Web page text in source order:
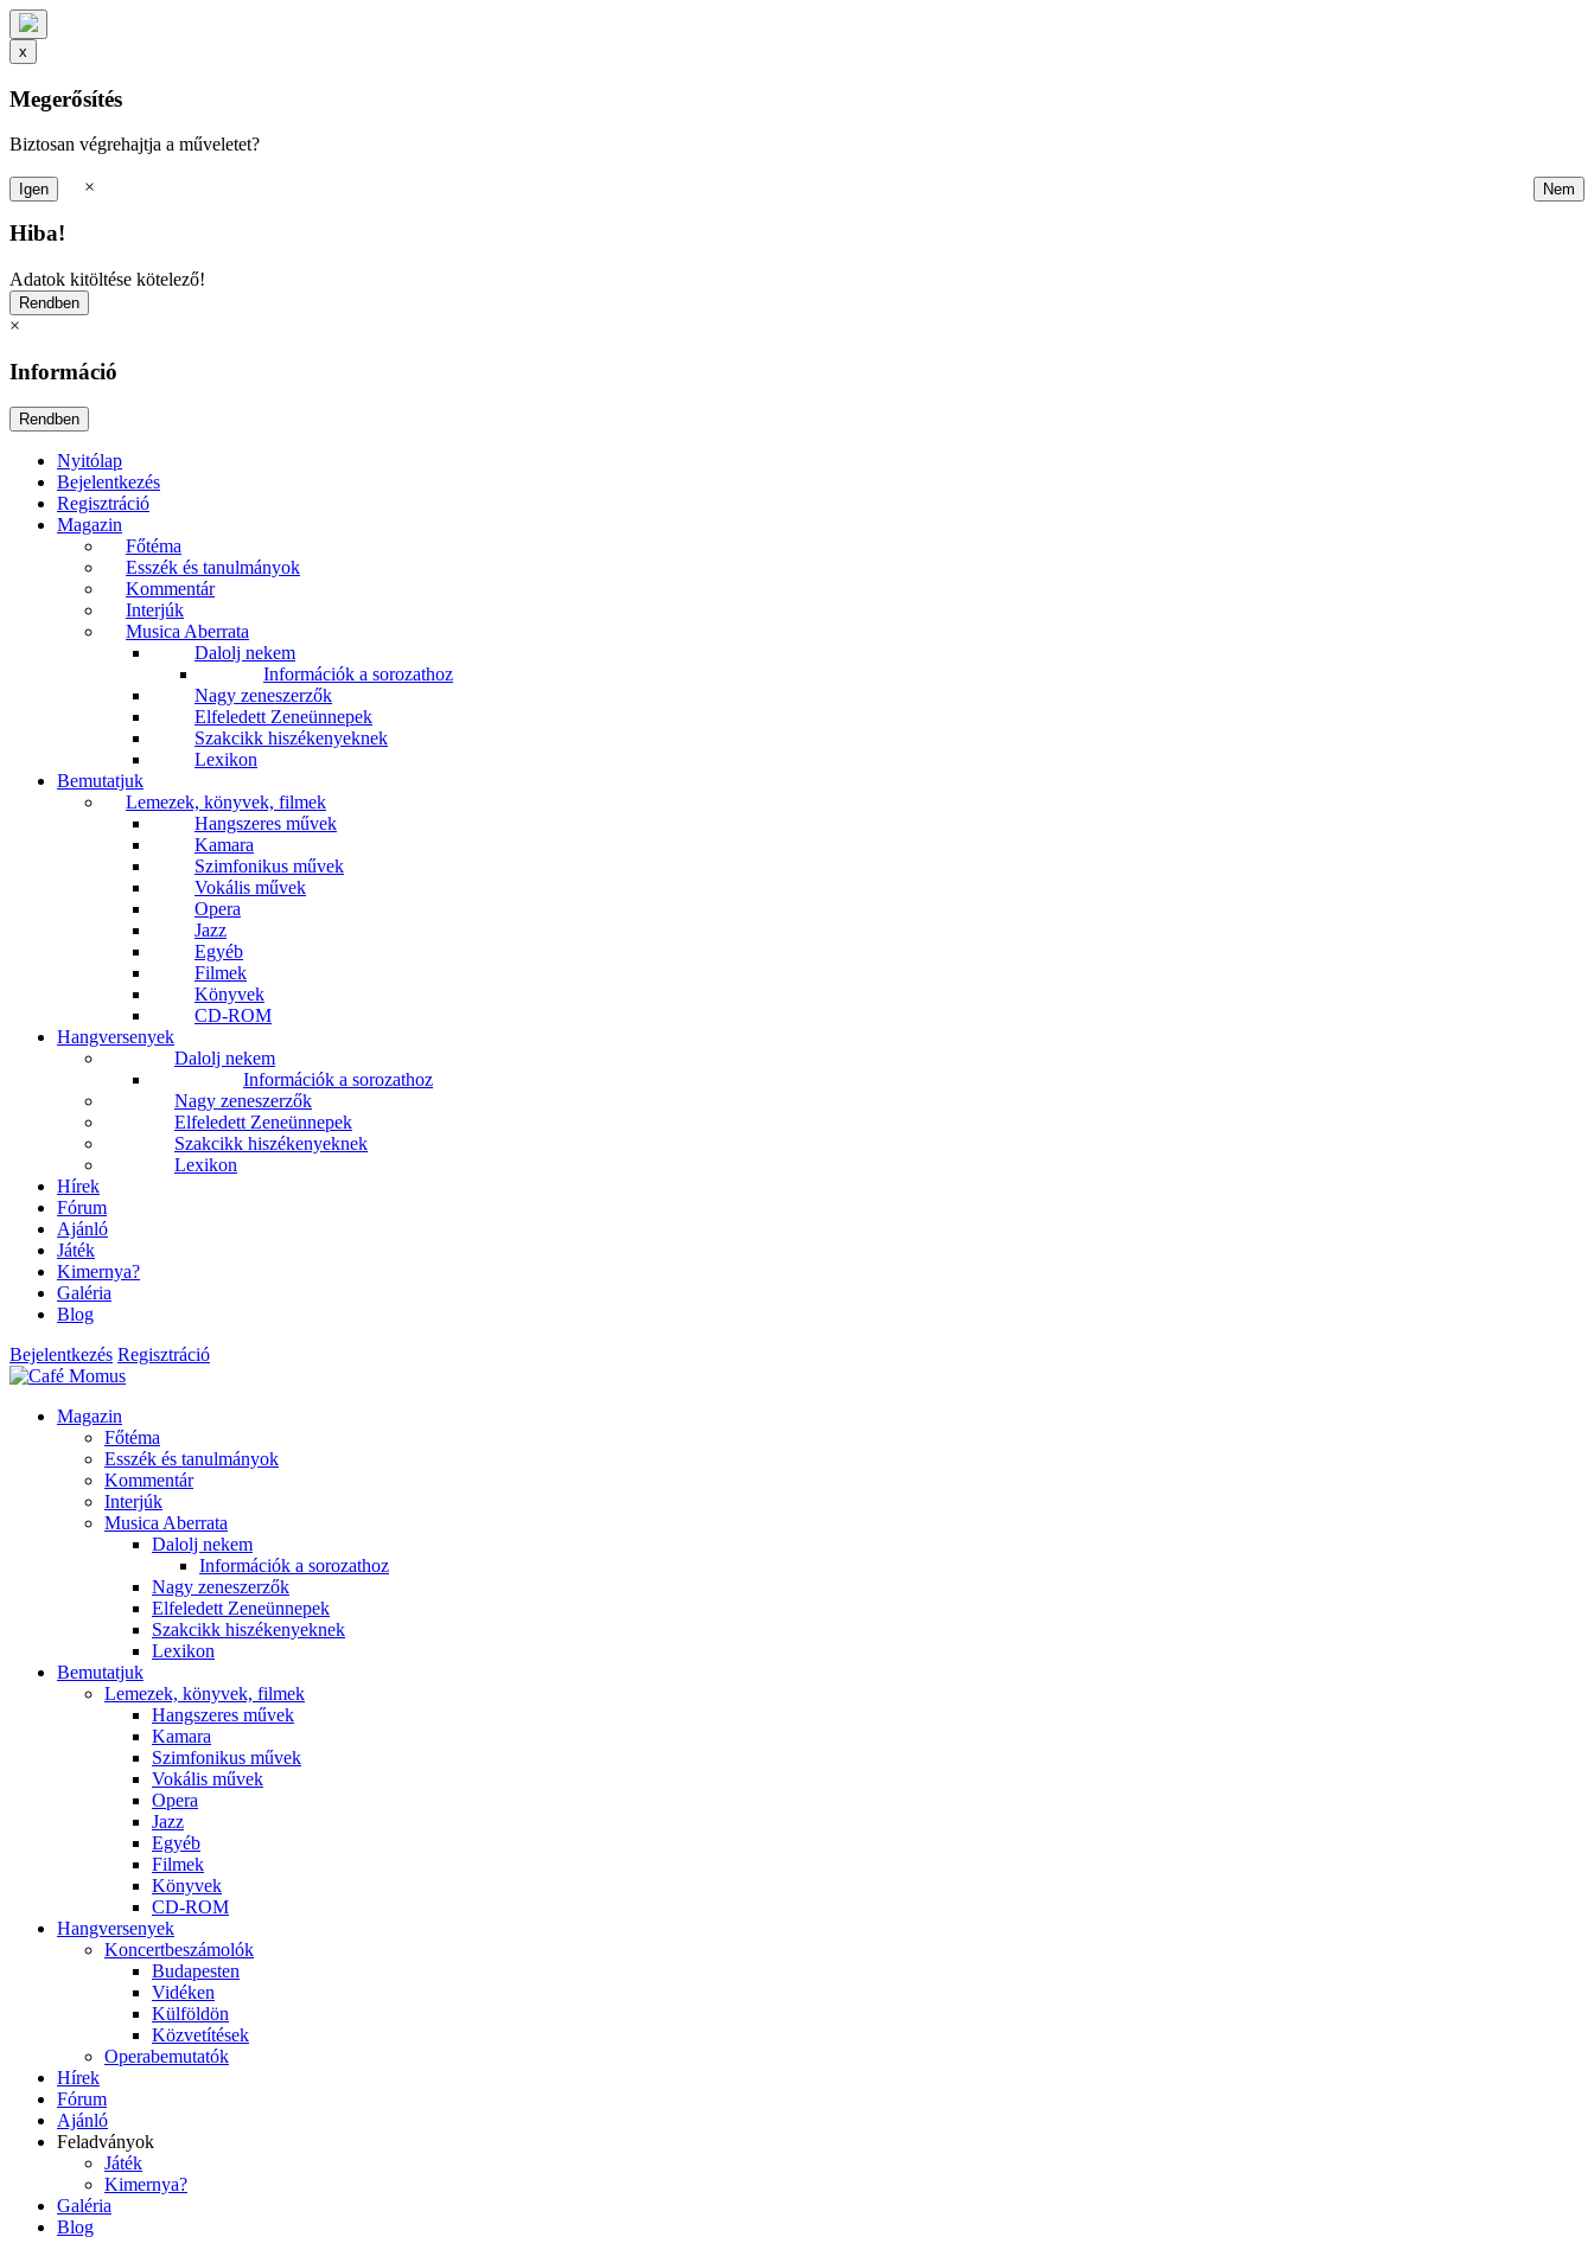
x
Megerősítés
Biztosan végrehajtja a műveletet?
×
Hiba!
Adatok kitöltése kötelező!
×
Információ
Nyitólap
Bejelentkezés
Regisztráció
Magazin
Főtéma
Esszék és tanulmányok
Kommentár
Interjúk
Musica Aberrata
Dalolj nekem
Információk a sorozathoz
Nagy zeneszerzők
Elfeledett Zeneünnepek
Szakcikk hiszékenyeknek
Lexikon
Bemutatjuk
Lemezek, könyvek, filmek
Hangszeres művek
Kamara
Szimfonikus művek
Vokális művek
Opera
Jazz
Egyéb
Filmek
Könyvek
CD-ROM
Hangversenyek
Dalolj nekem
Információk a sorozathoz
Nagy zeneszerzők
Elfeledett Zeneünnepek
Szakcikk hiszékenyeknek
Lexikon
Hírek
Fórum
Ajánló
Játék
Kimernya?
Galéria
Blog
Bejelentkezés Regisztráció
Magazin
Főtéma
Esszék és tanulmányok
Kommentár
Interjúk
Musica Aberrata
Dalolj nekem
Információk a sorozathoz
Nagy zeneszerzők
Elfeledett Zeneünnepek
Szakcikk hiszékenyeknek
Lexikon
Bemutatjuk
Lemezek, könyvek, filmek
Hangszeres művek
Kamara
Szimfonikus művek
Vokális művek
Opera
Jazz
Egyéb
Filmek
Könyvek
CD-ROM
Hangversenyek
Koncertbeszámolók
Budapesten
Vidéken
Külföldön
Közvetítések
Operabemutatók
Hírek
Fórum
Ajánló
Feladványok
Játék
Kimernya?
Galéria
Blog